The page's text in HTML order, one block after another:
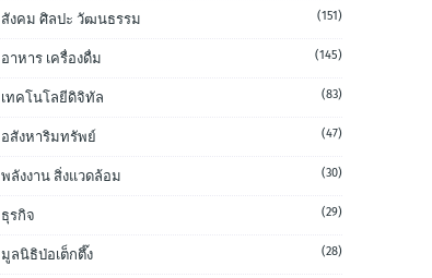
สังคม ศิลปะ วัฒนธรรม (151)
อาหาร เครื่องดื่ม (145)
เทคโนโลยีดิจิทัล (83)
อสังหาริมทรัพย์ (47)
พลังงาน สิ่งแวดล้อม (30)
ธุรกิจ (29)
มูลนิธิป่อเต็กตึ๊ง (28)